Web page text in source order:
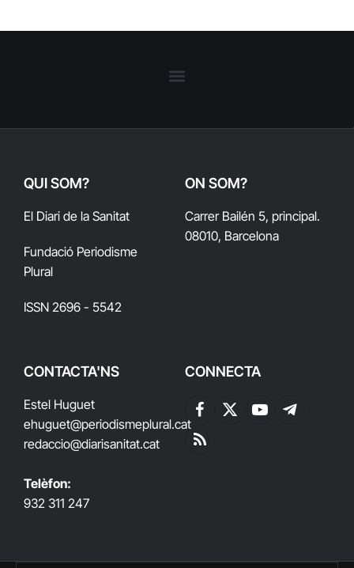
QUI SOM?
El Diari de la Sanitat
Fundació Periodisme
Plural
ISSN 2696 - 5542
ON SOM?
Carrer Bailén 5, principal.
08010, Barcelona
CONTACTA'NS
Estel Huguet
ehuguet@periodismeplural.cat
redaccio@diarisanitat.cat
Telèfon:
932 311 247
CONNECTA
Facebook
X
YouTubeTelegram
RSS